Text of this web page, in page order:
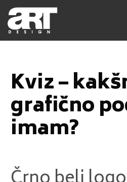
Kviz –
grafično
imam?